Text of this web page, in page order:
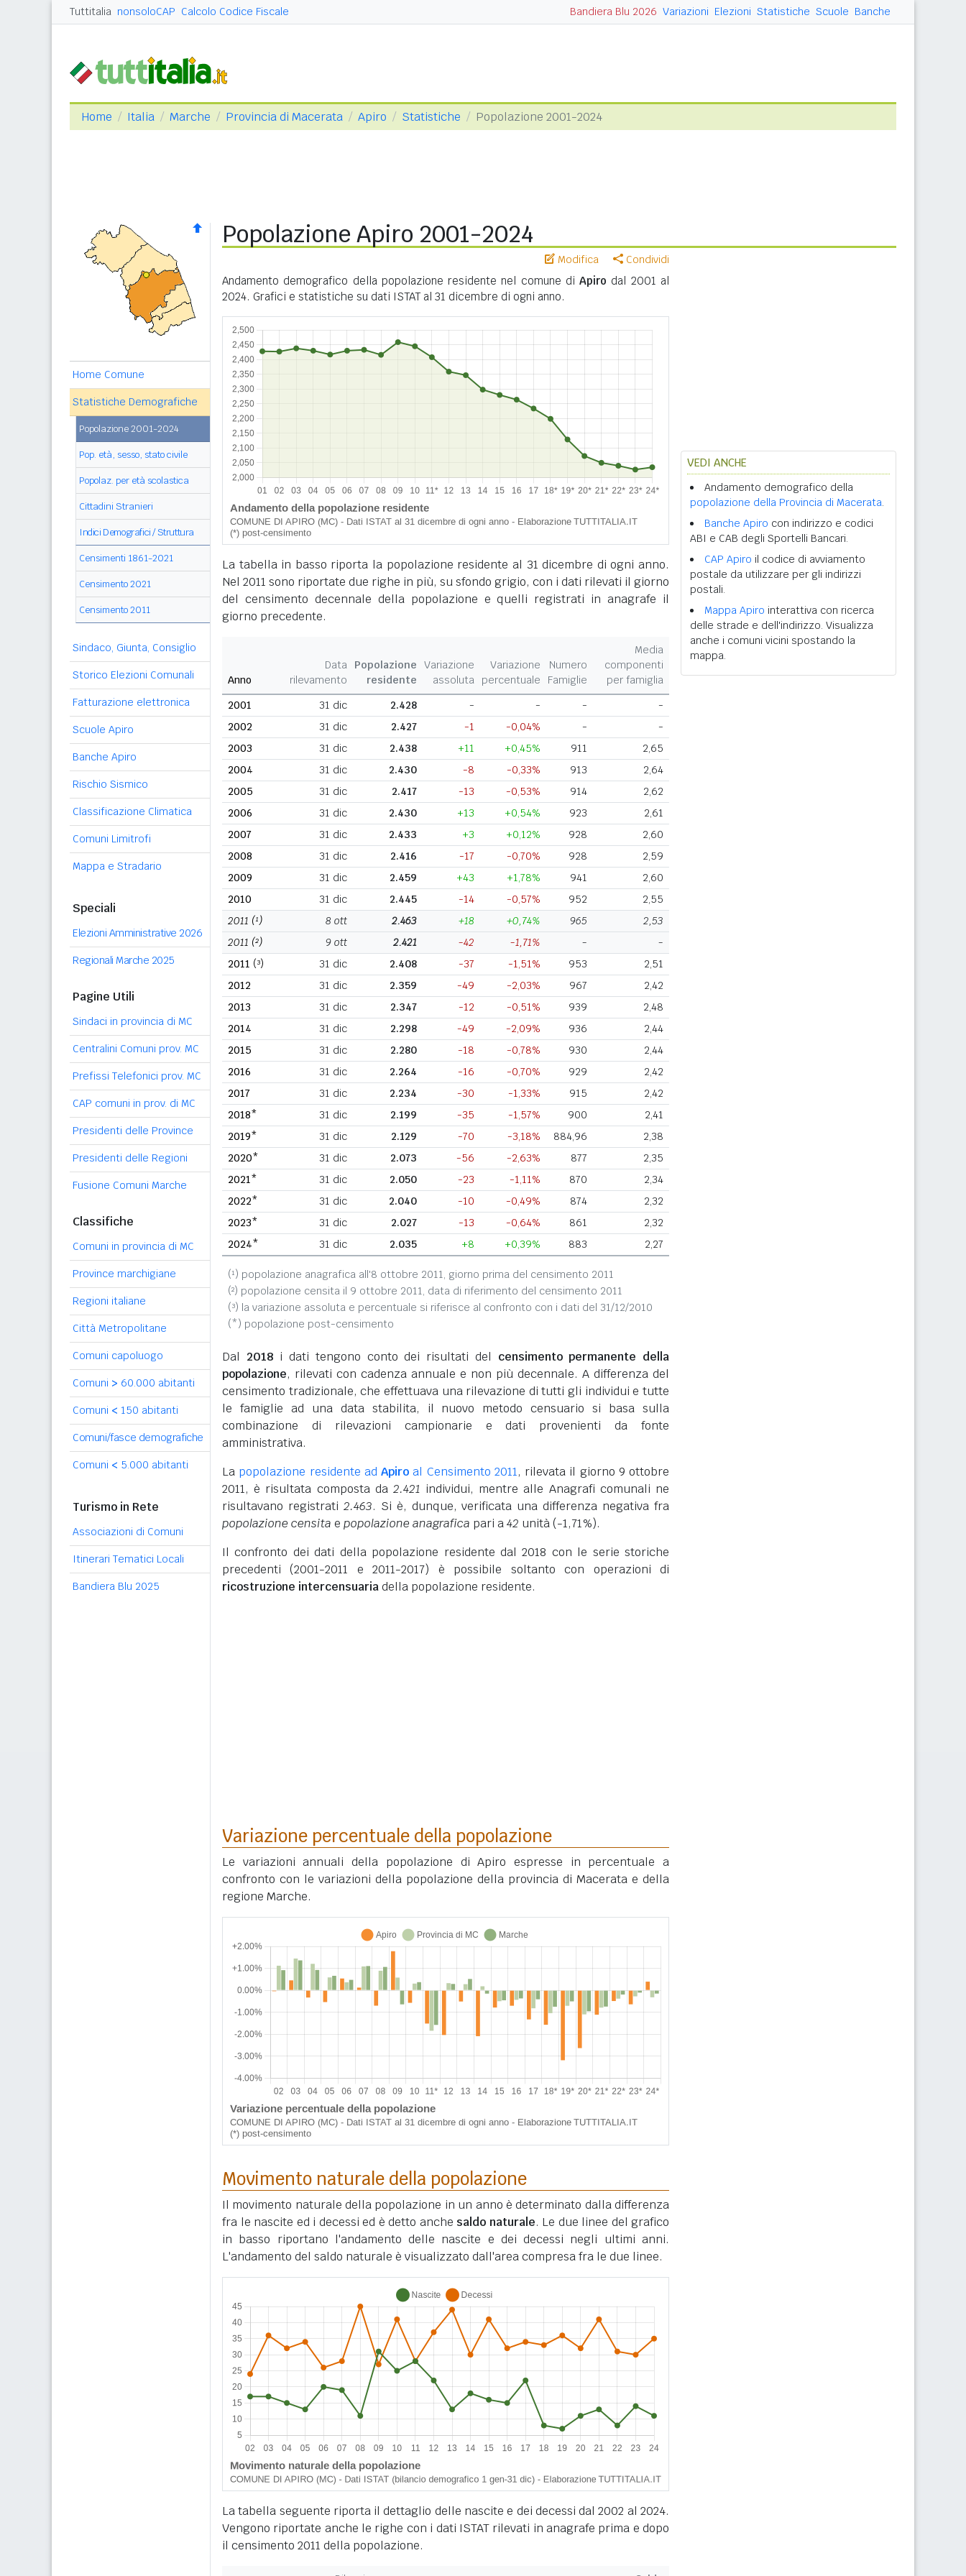
Tuttitalia nonsoloCAP Calcolo Codice Fiscale Bandiera Blu 2026 Variazioni Elezioni Statistiche Scuole Banche
Home Italia Marche Provincia di Macerata Apiro Statistiche Popolazione 2001-2024
Home Comune
Statistiche Demografiche
Popolazione 2001-2024
Pop. età, sesso, stato civile
Popolaz. per età scolastica
Cittadini Stranieri
Indici Demografici / Struttura
Censimenti 1861-2021
Censimento 2021
Censimento 2011
Sindaco, Giunta, Consiglio
Storico Elezioni Comunali
Fatturazione elettronica
Scuole Apiro
Banche Apiro
Rischio Sismico
Classificazione Climatica
Comuni Limitrofi
Mappa e Stradario
Speciali
Elezioni Amministrative 2026
Regionali Marche 2025
Pagine Utili
Sindaci in provincia di MC
Centralini Comuni prov. MC
Prefissi Telefonici prov. MC
CAP comuni in prov. di MC
Presidenti delle Province
Presidenti delle Regioni
Fusione Comuni Marche
Classifiche
Comuni in provincia di MC
Province marchigiane
Regioni italiane
Città Metropolitane
Comuni capoluogo
Comuni > 60.000 abitanti
Comuni < 150 abitanti
Comuni/fasce demografiche
Comuni < 5.000 abitanti
Turismo in Rete
Associazioni di Comuni
Itinerari Tematici Locali
Bandiera Blu 2025
Popolazione Apiro 2001-2024
Modifica Condividi
Andamento demografico della popolazione residente nel comune diApiro dal 2001 al
2024. Grafici e statistiche su dati ISTAT al 31 dicembre di ogni anno.
La tabella in basso riporta la popolazione residente al 31 dicembre di ogni anno.
Nel 2011 sono riportate due righe in più, su sfondo grigio, con i dati rilevati il giorno
del censimento decennale della popolazione e quelli registrati in anagrafe il
giorno precedente.
Anno
Data
rilevamento
Popolazione
residente
Variazione
assoluta
Variazione
percentuale
Numero
Famiglie
Media
componenti
per famiglia
2001
31 dic 2.428 - - -
-
2002
31 dic 2.427 -1 -0,04% -
-
2003
31 dic 2.438 +11 +0,45% 911
2,65
2004
31 dic 2.430 -8 -0,33% 913
2,64
2005
31 dic 2.417 -13 -0,53% 914
2,62
2006
31 dic 2.430 +13 +0,54% 923
2,61
2007
31 dic 2.433 +3 +0,12% 928
2,60
2008
31 dic 2.416 -17 -0,70% 928
2,59
2009
31 dic 2.459 +43 +1,78% 941
2,60
2010
31 dic 2.445 -14 -0,57% 952
2,55
2011 (¹) 8 ott 2.463 +18 +0,74% 965
2,53
2011 (²) 9 ott 2.421 -42 -1,71% -
-
2011 (³) 31 dic 2.408 -37 -1,51% 953
2,51
2012
31 dic 2.359 -49 -2,03% 967
2,42
2013
31 dic 2.347 -12 -0,51% 939
2,48
2014
31 dic 2.298 -49 -2,09% 936
2,44
2015
31 dic 2.280 -18 -0,78% 930
2,44
2016
31 dic 2.264 -16 -0,70% 929
2,42
2017
31 dic 2.234 -30 -1,33% 915
2,42
2018*
31 dic 2.199 -35 -1,57% 900
2,41
2019*
31 dic 2.129 -70 -3,18% 884,96
2,38
2020*
31 dic 2.073 -56 -2,63% 877
2,35
2021*
31 dic 2.050 -23 -1,11% 870
2,34
2022*
31 dic 2.040 -10 -0,49% 874
2,32
2023*
31 dic 2.027 -13 -0,64% 861
2,32
2024*
31 dic 2.035 +8 +0,39% 883 2,27
(¹) popolazione anagrafica all'8 ottobre 2011, giorno prima del censimento 2011
(²) popolazione censita il 9 ottobre 2011, data di riferimento del censimento 2011
(³) la variazione assoluta e percentuale si riferisce al confronto con i dati del 31/12/2010
(*) popolazione post-censimento
Dal 2018 i dati tengono conto dei risultati del censimento permanente della
popolazione, rilevati con cadenza annuale e non più decennale. A differenza del
censimento tradizionale, che effettuava una rilevazione di tutti gli individui e tutte
le famiglie ad una data stabilita, il nuovo metodo censuario si basa sulla
combinazione di rilevazioni campionarie e dati provenienti da fonte
amministrativa.
La popolazione residente ad Apiro al Censimento 2011, rilevata il giorno 9 ottobre
2011, è risultata composta da 2.421 individui, mentre alle Anagrafi comunali ne
risultavano registrati 2.463. Si è, dunque, verificata una differenza negativa fra
popolazione censita e popolazione anagrafica pari a42 unità (-1,71%).
Il confronto dei dati della popolazione residente dal 2018 con le serie storiche
precedenti (2001-2011 e 2011-2017) è possibile soltanto con operazioni di
ricostruzione intercensuariadella popolazione residente.
Variazione percentuale della popolazione
Le variazioni annuali della popolazione di Apiro espresse in percentuale a
confronto con le variazioni della popolazione della provincia di Macerata e della
regione Marche.
Movimento naturale della popolazione
Il movimento naturale della popolazione in un anno è determinato dalla differenza
fra le nascite ed i decessi ed è detto anche saldo naturale. Le due linee del grafico
in basso riportano l'andamento delle nascite e dei decessi negli ultimi anni.
L'andamento del saldo naturale è visualizzato dall'area compresa fra le due linee.
La tabella seguente riporta il dettaglio delle nascite e dei decessi dal 2002 al 2024.
Vengono riportate anche le righe con i dati ISTAT rilevati in anagrafe prima e dopo
il censimento 2011 della popolazione.
VEDI ANCHE
Andamento demografico della
popolazione della Provincia di Macerata.
Banche Apiro con indirizzo e codici
ABI e CAB degli Sportelli Bancari.
CAP Apiro il codice di avviamento
postale da utilizzare per gli indirizzi
postali.
Mappa Apiro interattiva con ricerca
delle strade e dell'indirizzo. Visualizza
anche i comuni vicini spostando la
mappa.